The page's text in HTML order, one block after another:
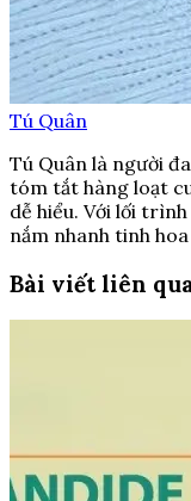
Tú Quân
Tú Quân là người
tóm tắt hàng loạt
dễ hiểu. Với lối
nắm nhanh tinh
Bài viết liên